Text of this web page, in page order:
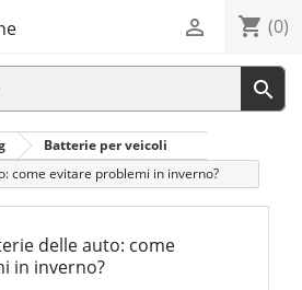
shopping_cart (0)


Batterie per veicoli
come evitare problemi in inverno?